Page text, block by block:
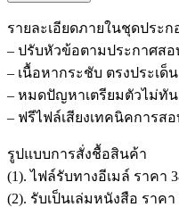
นัก
วิชาการ
สาธารณสุข
สำนักงาน
สาธารณสุข
จังหวัด
นครศรีธรรมราช
ชิ้น
รายละเอียดภายในชุดประก
– ปรับหัวข้อตามประกาศส
– เนื้อหากระชับ ตรงประเด็น
– หมดปัญหาเตรียมตัวไม่ทั
– ฟรีไฟล์เสียงเทคนิคการ
รูปแบบการสั่งชื้อสินค้า
(1). ไฟล์รับทางอีเมล์ ราคา
(2). รับเป็นเล่มหนังสือ ราค